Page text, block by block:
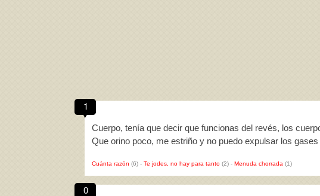
1
Cuerpo, tenía que decir que funcionas del revés, los
Que orino poco, me estriño y no puedo expulsar los
Cuánta razón (6) - Te jodes, no hay para tanto (2) - Menuda chorrada (1)
0